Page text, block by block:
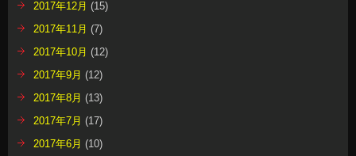
2017年12月 (15)
2017年11月 (7)
2017年10月 (12)
2017年9月 (12)
2017年8月 (13)
2017年7月 (17)
2017年6月 (10)